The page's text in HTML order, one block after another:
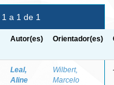
a 1 de 1
Autor(es) Orientador(es)
Leal,
Aline
Wilbert,
Marcelo